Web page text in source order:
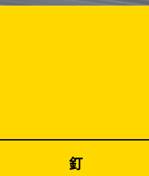
バリケード（保安）
釘